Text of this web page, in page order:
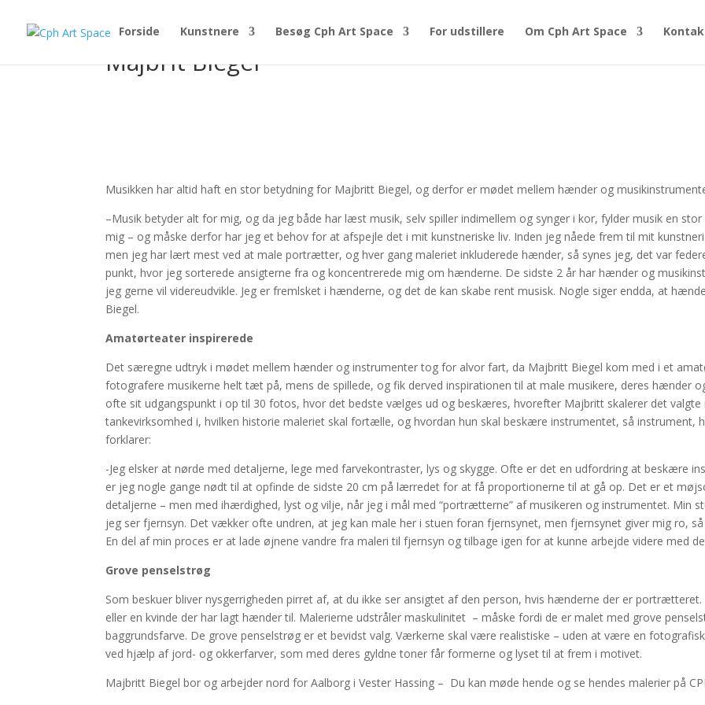
Forside Kunstnere Besøg Cph Art Space For udstillere Om Cph Art Space
Majbrit Biegel
Musikken har altid haft en stor betydning for Majbritt Biegel, og derfor er mødet mellem hænder og
–Musik betyder alt for mig, og da jeg både har læst musik, selv spiller indimellem og synger i kor, fylder musik en
mig – og måske derfor har jeg et behov for at afspejle det i mit kunstneriske liv. Inden jeg nåede frem til mit
men jeg har lært mest ved at male portrætter, og hver gang maleriet inkluderede hænder, så synes jeg, det var
punkt, hvor jeg sorterede ansigterne fra og koncentrerede mig om hænderne. De sidste 2 år har hænder og
jeg gerne vil videreudvikle. Jeg er fremlsket i hænderne, og det de kan skabe rent musisk. Nogle siger endda, at
Biegel.
Amatørteater inspirerede
Det særegne udtryk i mødet mellem hænder og instrumenter tog for alvor fart, da Majbritt Biegel kom med i et
fotografere musikerne helt tæt på, mens de spillede, og fik derved inspirationen til at male musikere, deres hænder
ofte sit udgangspunkt i op til 30 fotos, hvor det bedste vælges ud og beskæres, hvorefter Majbritt skalerer det
tankevirksomhed i, hvilken historie maleriet skal fortælle, og hvordan hun skal beskære instrumentet, så
forklarer:
-Jeg elsker at nørde med detaljerne, lege med farvekontraster, lys og skygge. Ofte er det en udfordring at beskære
er jeg nogle gange nødt til at opfinde de sidste 20 cm på lærredet for at få proportionerne til at gå op. Det er et
detaljerne – men med ihærdighed, lyst og vilje, når jeg i mål med “portrætterne” af musikeren og instrumentet. Min
jeg ser fjernsyn. Det vækker ofte undren, at jeg kan male her i stuen foran fjernsynet, men fjernsynet giver mig ro,
En del af min proces er at lade øjnene vandre fra maleri til fjernsyn og tilbage igen for at kunne arbejde videre med
Grove penselstrøg
Som beskuer bliver nysgerrigheden pirret af, at du ikke ser ansigtet af den person, hvis hænderne der er
eller en kvinde der har lagt hænder til. Malerierne udstråler maskulinitet – måske fordi de er malet med grove
baggrundsfarve. De grove penselstrøg er et bevidst valg. Værkerne skal være realistiske – uden at være en
ved hjælp af jord- og okkerfarver, som med deres gyldne toner får formerne og lyset til at frem i motivet.
Majbritt Biegel bor og arbejder nord for Aalborg i Vester Hassing – Du kan møde hende og se hendes malerier på